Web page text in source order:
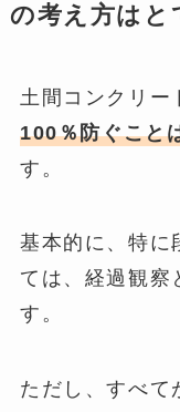
の考え方はと
土間コンクリー
100％防ぐこと
す。
基本的に、特に
ては、経過観察
す。
ただし、すべて